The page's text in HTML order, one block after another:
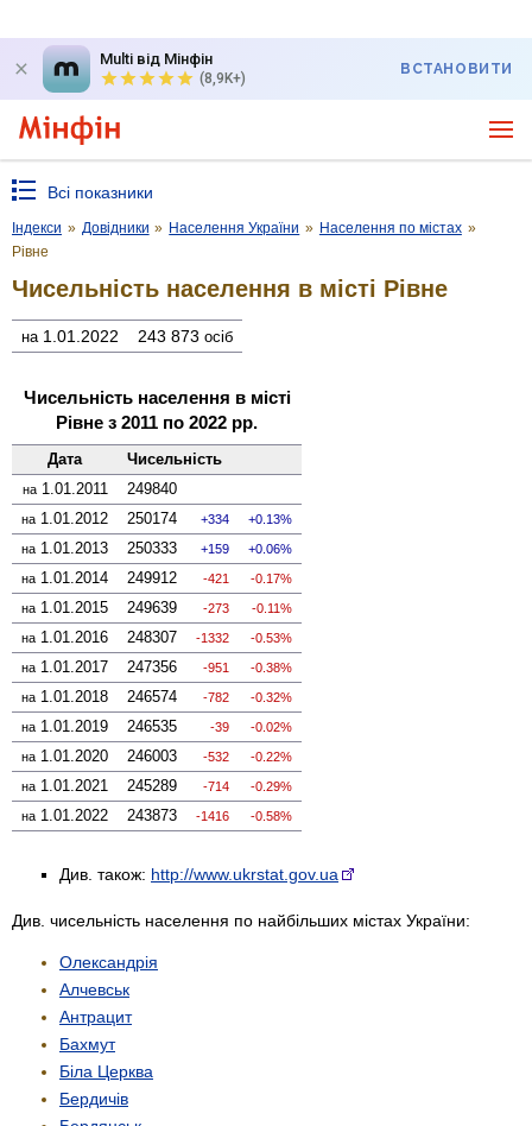
Multi від Мінфін
(8,9K+)
ВСТАНОВИТИ
Всі показники
Індекси » Довідники » Населення України » Населення по містах »
Рівне
Чисельність населення в місті Рівне
на 1.01.2022 243 873 осіб
Чисельність населення в місті
Рівне з 2011 по 2022 рр.
Дата Чисельність
на1.01.2011 249840
на 1.01.2012 250174 334 0.13%
на 1.01.2013 250333 159 0.06%
на 1.01.2014 249912 -421 -0.17%
на 1.01.2015 249639 -273 -0.11%
на 1.01.2016 248307 -1332 -0.53%
на 1.01.2017 247356 -951 -0.38%
на 1.01.2018 246574 -782 -0.32%
на 1.01.2019 246535 -39 -0.02%
на 1.01.2020 246003 -532 -0.22%
на 1.01.2021 245289 -714 -0.29%
на 1.01.2022 243873 -1416 -0.58%
Див. також: http://www.ukrstat.gov.ua
Див. чисельність населення по найбільших містах України:
Олександрія
Алчевськ
Антрацит
Бахмут
Біла Церква
Бердичів